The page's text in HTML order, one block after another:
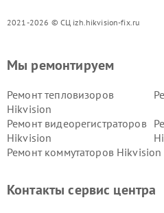
2021-2026 © СЦ izh.hikvision-fix.ru
Мы ремонтируем
Ремонт тепловизоров
Hikvision
Ремонт видеорегистраторов
Hikvision
Ремонт коммутаторов Hikvision
Контакты сервис центра